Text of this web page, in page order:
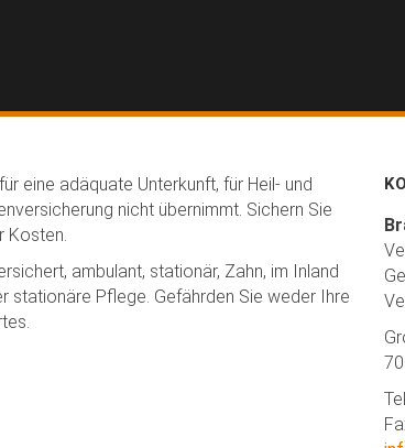
eine adäquate Unterkunft, für Heil- und
nicht übernimmt. Sichern Sie
Kosten.
ambulant, stationär, Zahn, im Inland
stationäre Pflege. Gefährden Sie weder Ihre